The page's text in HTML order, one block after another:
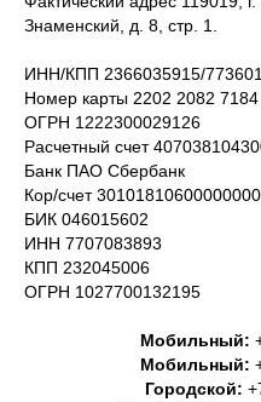
Знаменский, д. 8, стр. 1.
ИНН/КПП 2366035915/
Номер карты 2202 2082
ОГРН 1222300029126
Расчетный счет
Банк ПАО Сбербанк
Кор/счет
БИК 046015602
ИНН 7707083893
КПП 232045006
ОГРН 1027700132195
Мобильный:
Мобильный:
Городской: